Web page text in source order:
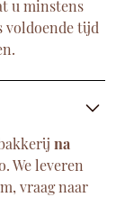
u minstens
voldoende tijd
bakkerijna
We leveren
vraag naar